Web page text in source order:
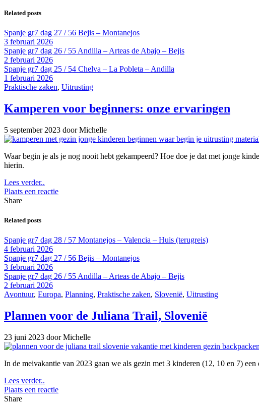
Related posts
Spanje gr7 dag 27 / 56 Bejis – Montanejos
3 februari 2026
Spanje gr7 dag 26 / 55 Andilla – Arteas de Abajo – Bejis
2 februari 2026
Spanje gr7 dag 25 / 54 Chelva – La Pobleta – Andilla
1 februari 2026
Praktische zaken, Uitrusting
Kamperen voor beginners: onze ervaringen
5 september 2023 door Michelle
Waar begin je als je nog nooit hebt gekampeerd? Hoe doe je dat met jonge
hierin.
Lees verder..
Plaats een reactie
Share
Related posts
Spanje gr7 dag 28 / 57 Montanejos – Valencia – Huis (terugreis)
4 februari 2026
Spanje gr7 dag 27 / 56 Bejis – Montanejos
3 februari 2026
Spanje gr7 dag 26 / 55 Andilla – Arteas de Abajo – Bejis
2 februari 2026
Avontuur, Europa, Planning, Praktische zaken, Slovenië, Uitrusting
Plannen voor de Juliana Trail, Slovenië
23 juni 2023 door Michelle
In de meivakantie van 2023 gaan we als gezin met 3 kinderen (12, 10 en 7)
Lees verder..
Plaats een reactie
Share